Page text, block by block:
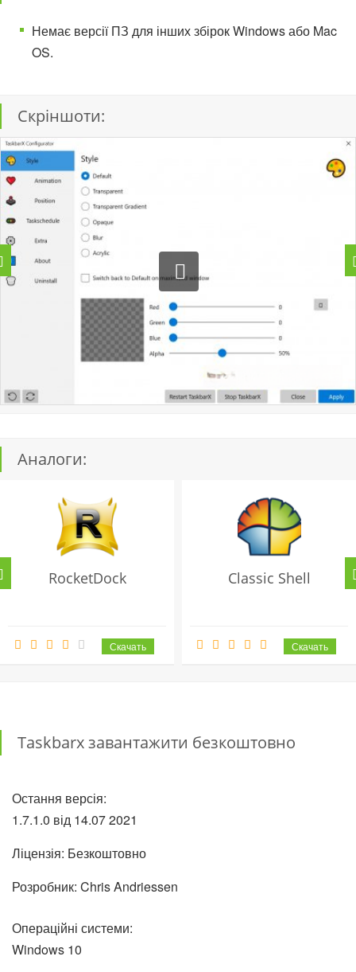
Немає версії ПЗ для інших збірок Windows або Mac
OS.
Скріншоти:
Аналоги:
RocketDock Classic Shell
Taskbarx завантажити безкоштовно
Остання версія:
1.7.1.0 від 14.072021
Ліцензія: Безкоштовно
Розробник: Chris Andriessen
Операційні системи:
Windows 10